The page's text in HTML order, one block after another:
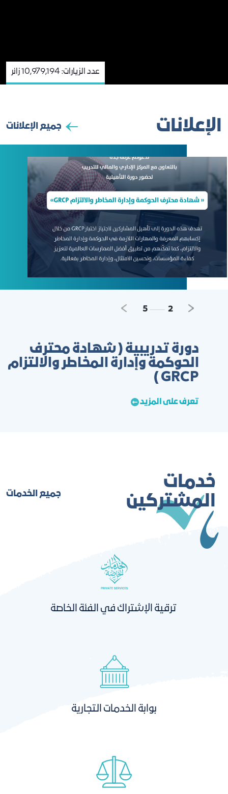
عدد الزيارات: 10,979,194 زائر
الإعلانات جميع الإعلانات
2
5
دورة تدريبية ( شهادة محترف
الحوكمة وإدارة المخاطر والالتزام
GRCP )
تعرف على المزيد
خدمات
المشتركين
جميع الخدمات
ترقية الإشتراك في الفئة الخاصة
بوابة الخدمات التجارية